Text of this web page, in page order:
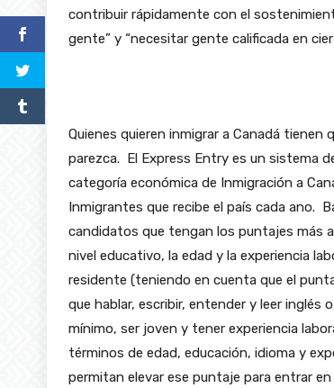
contribuir rápidamente con el
gente” y “necesitar gente calificada en
Quienes quieren inmigrar a Canadá
parezca. El Express Entry es un sistema
categoría económica de Inmigración a
Inmigrantes que recibe el país cada ano.
candidatos que tengan los puntajes más
nivel educativo, la edad y la experiencia
residente (teniendo en cuenta que el
que hablar, escribir, entender y leer inglés
mínimo, ser joven y tener experiencia
términos de edad, educación, idioma y
permitan elevar ese puntaje para entrar